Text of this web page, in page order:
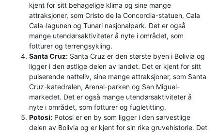
kjent for sitt behagelige klima og sine mange
attraksjoner, som Cristo de la Concordia-statuen, Cala
Cala-lagunen og Tunari nasjonalpark. Det er også
mange utendørsaktiviteter å nyte i området, som
fotturer og terrengsykling.
Santa Cruz: Santa Cruz er den største byen i Bolivia og
ligger i den østlige delen av landet. Det er kjent for sitt
pulserende natteliv, sine mange attraksjoner, som Santa
Cruz-katedralen, Arenal-parken og San Miguel-
markedet. Det er også mange utendørsaktiviteter å
nyte i området, som fotturer og fugletitting.
Potosi: Potosi er en by som ligger i den sørvestlige
delen av Bolivia og er kjent for sin rike gruvehistorie. Det